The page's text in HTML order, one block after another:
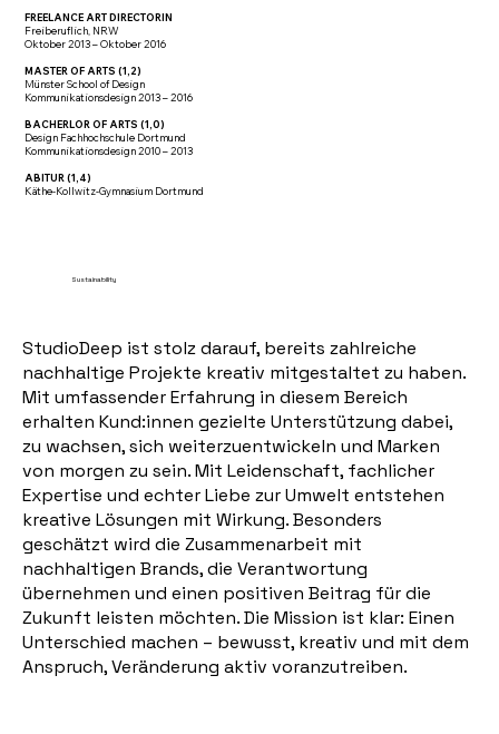
FREELANCE ART DIRECTORIN
Freiberuflich, NRW
Oktober 2013 – Oktober 2016
MASTER OF ARTS (1,2)
Münster School of Design
Kommunikationsdesign 2013 – 2016
BACHERLOR OF ARTS (1,0)
Design Fachhochschule Dortmund
Kommunikationsdesign 2010 – 2013
ABITUR (1,4)
Käthe-Kollwitz-Gymnasium Dortmund
StudioDeep ist stolz darauf, bereits zahlreiche
nachhaltige Projekte kreativ mitgestaltet zu haben.
Mit umfassender Erfahrung in diesem Bereich
erhalten Kund:innen gezielte Unterstützung dabei,
zu wachsen, sich weiterzuentwickeln und Marken
von morgen zu sein. Mit Leidenschaft, fachlicher
Expertise und echter Liebe zur Umwelt entstehen
kreative Lösungen mit Wirkung. Besonders
geschätzt wird die Zusammenarbeit mit
nachhaltigen Brands, die Verantwortung
übernehmen und einen positiven Beitrag für die
Zukunft leisten möchten. Die Mission ist klar: Einen
Unterschied machen – bewusst, kreativ und mit dem
Anspruch, Veränderung aktiv voranzutreiben.
Sustainability